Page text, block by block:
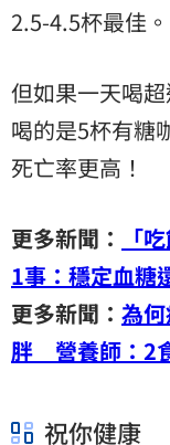
2.5-4.5杯最佳。
但如果一天喝
喝的是5杯有糖
死亡率更高！​
更多新聞：
「
1事：穩定血糖
更多新聞： 為
胖 營養師：2
祝你健康